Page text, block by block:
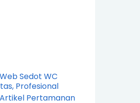
Sedot WC
Profesional
Artikel Pertamanan